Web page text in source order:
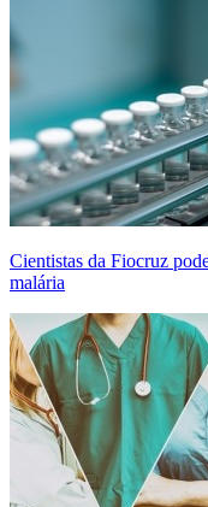
Cientistas da Fiocruz
malária